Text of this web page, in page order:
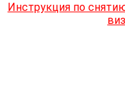
Инструкция по